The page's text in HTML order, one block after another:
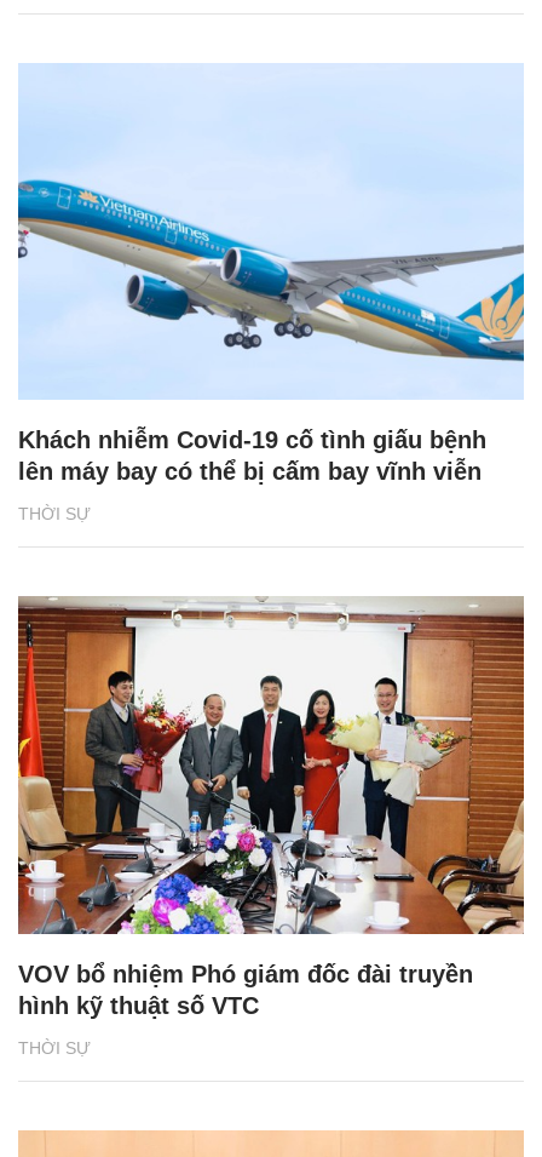
THỜI SỰ
Khách nhiễm Covid-19 cố tình giấu bệnh
lên máy bay có thể bị cấm bay vĩnh viễn
THỜI SỰ
VOV bổ nhiệm Phó giám đốc đài truyền
hình kỹ thuật số VTC